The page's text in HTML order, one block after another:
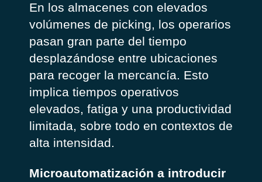
En los almacenes con elevados
volúmenes de picking, los operarios
pasan gran parte del tiempo
desplazándose entre ubicaciones
para recoger la mercancía. Esto
implica tiempos operativos
elevados, fatiga y una productividad
limitada, sobre todo en contextos de
alta intensidad.
Microautomatización a introducir